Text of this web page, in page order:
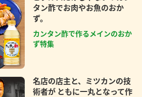
タン酢でお肉やお魚のおか
ず。
カンタン酢で作るメインのおか
ず特集
名店の店主と、ミツカンの技
術者が ともに一丸となって作